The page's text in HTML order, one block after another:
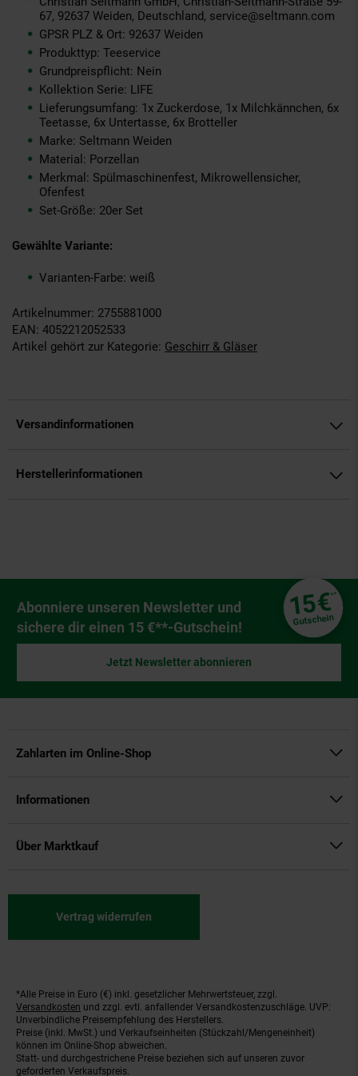
67, 92637 Weiden, Deutschland, service@seltmann.com
GPSR PLZ & Ort: 92637 Weiden
Produkttyp: Teeservice
Grundpreispflicht: Nein
Kollektion Serie: LIFE
Lieferungsumfang: 1x Zuckerdose, 1x Milchkännchen, 6x
Teetasse, 6x Untertasse, 6x Brotteller
Marke: Seltmann Weiden
Material: Porzellan
Merkmal: Spülmaschinenfest, Mikrowellensicher,
Ofenfest
Set-Größe: 20er Set
Gewählte Variante:
Varianten-Farbe: weiß
Artikelnummer: 2755881000
EAN: 4052212052533
Artikel gehört zur Kategorie: Geschirr & Gläser
Versandinformationen
Herstellerinformationen
Newsletter Anmeldung
Abonniere unseren Newsletter und
sichere dir einen 15 €**-Gutschein!
15€**
Gutschein
Jetzt Newsletter abonnieren
Zahlarten im Online-Shop
Informationen
Über Marktkauf
Vertrag widerrufen
Fußnoten
*Alle Preise in Euro (€) inkl. gesetzlicher Mehrwertsteuer, zzgl.
Versandkosten und zzgl. evtl. anfallender Versandkostenzuschläge. UVP:
Unverbindliche Preisempfehlung des Herstellers.
Preise (inkl. MwSt.) und Verkaufseinheiten (Stückzahl/Mengeneinheit)
können im Online-Shop abweichen.
Statt- und durchgestrichene Preise beziehen sich auf unseren zuvor
geforderten Verkaufspreis.